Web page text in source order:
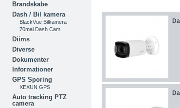
Brandskabe
Dash / Bil kamera
BlackVue Bilkamera
70mai Dash Cam
Diims
Diverse
Dokumenter
Informationer
GPS Sporing
XEXUN GPS
Auto tracking PTZ
camera